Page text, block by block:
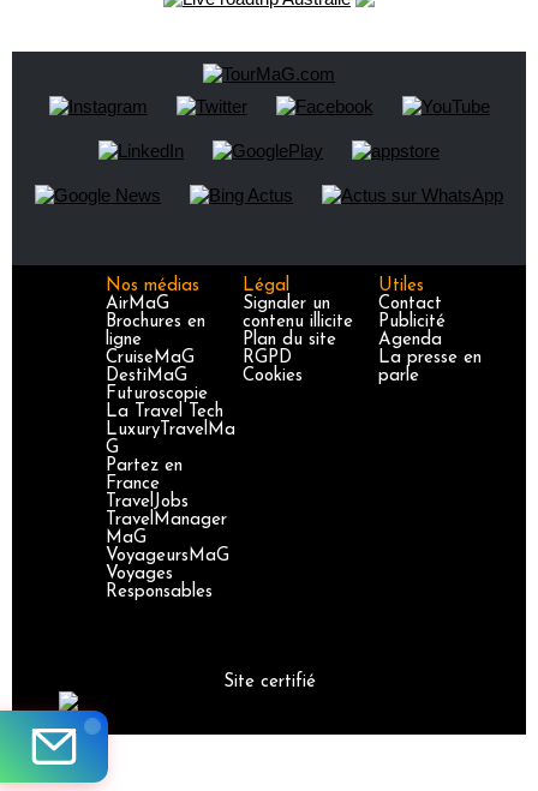
Nos médias
AirMaG
Brochures en
ligne
CruiseMaG
DestiMaG
Futuroscopie
La Travel Tech
LuxuryTravelMa
G
Partez en
France
TravelJobs
TravelManager
MaG
VoyageursMaG
Voyages
Responsables
Légal
Signaler un
contenu illicite
Plan du site
RGPD
Cookies
Utiles
Contact
Publicité
Agenda
La presse en
parle
Site certifié